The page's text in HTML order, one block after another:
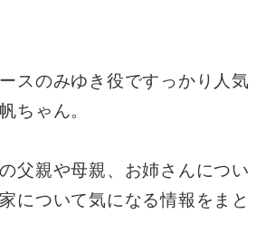
スのみゆき役ですっかり人気
ちゃん。
父親や母親、お姉さんについ
について気になる情報をまと